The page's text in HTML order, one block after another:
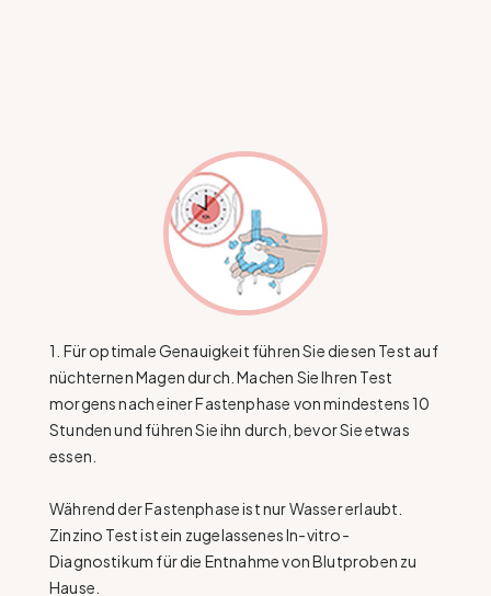
1. Für optimale Genauigkeit führen Sie diesen Test auf
nüchternen Magen durch. Machen Sie Ihren Test
morgens nach einer Fastenphase von mindestens 10
Stunden und führen Sie ihn durch, bevor Sie etwas
essen.
Während der Fastenphase ist nur Wasser erlaubt.
Zinzino Test ist ein zugelassenes In-vitro-
Diagnostikum für die Entnahme von Blutproben zu
Hause.